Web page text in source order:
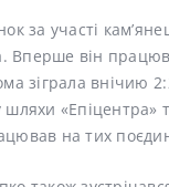
за участі
Вперше він
зіграла внічию
«Епіцентра»
на тих